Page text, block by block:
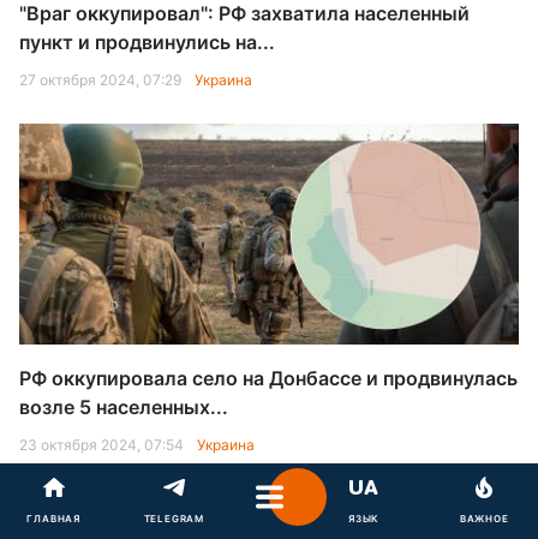
"Враг оккупировал": РФ захватила населенный
пункт и продвинулись на...
27 октября 2024, 07:29 Украина
РФ оккупировала село на Донбассе и продвинулась
возле 5 населенных...
23 октября 2024, 07:54 Украина
ГЛАВНАЯ TELEGRAM ЯЗЫК ВАЖНОЕ